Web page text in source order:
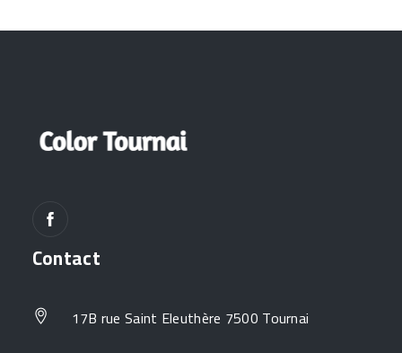
Contact
17B rue Saint Eleuthère 7500 Tournai